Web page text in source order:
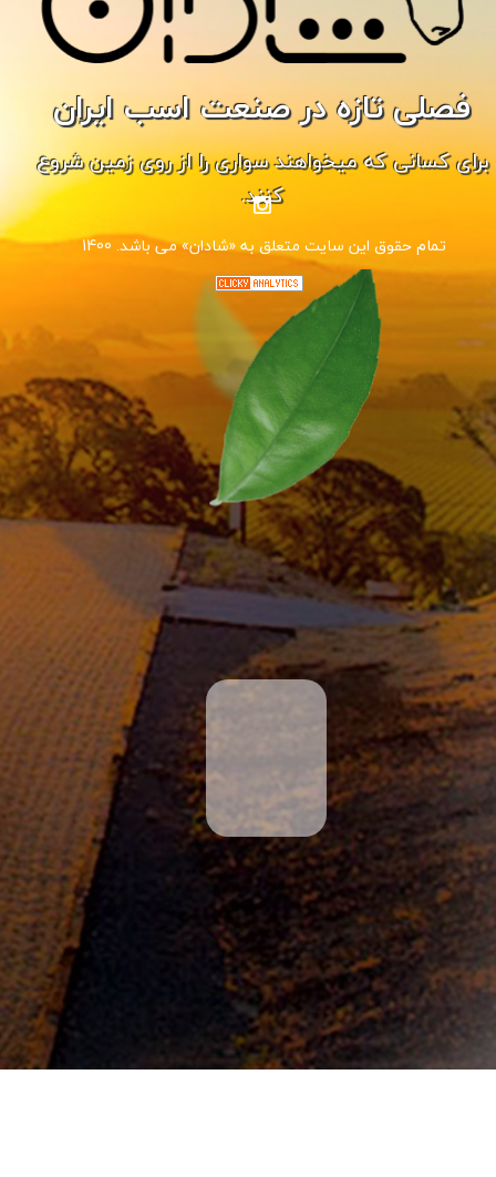
فصلی تازه در صنعت اسب ایران
برای کسانی که میخواهند سواری را از روی زمین شروع
کنند.
1400 .تمام حقوق این سایت متعلق به «شادان» می باشد